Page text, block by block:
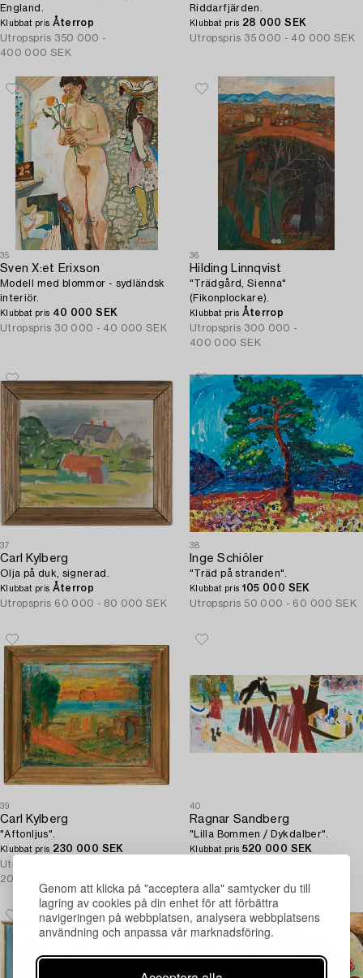
Genom att klicka på "acceptera alla" samtycker du till
lagring av cookies på din enhet för att förbättra
navigeringen på webbplatsen, analysera webbplatsens
användning och anpassa vår marknadsföring.
England.
Klubbat pris Återrop
Utropspris 350 000 -
400 000 SEK
Riddarfjärden.
Klubbat pris 28 000 SEK
Utropspris 35 000 - 40 000 SEK
35
Sven X:et Erixson
Modell med blommor - sydländsk
interiör.
Klubbat pris 40 000 SEK
Utropspris 30 000 - 40 000 SEK
36
Hilding Linnqvist
"Trädgård, Sienna"
(Fikonplockare).
Klubbat pris Återrop
Utropspris 300 000 -
400 000 SEK
37
Carl Kylberg
Olja på duk, signerad.
Klubbat pris Återrop
Utropspris 60 000 - 80 000 SEK
38
Inge Schiöler
"Träd på stranden".
Klubbat pris 105 000 SEK
Utropspris 50 000 - 60 000 SEK
39
Carl Kylberg
"Aftonljus".
Klubbat pris 230 000 SEK
Utropspris
200 000 SEK
40
Ragnar Sandberg
"Lilla Bommen / Dykdalber".
Klubbat pris 520 000 SEK